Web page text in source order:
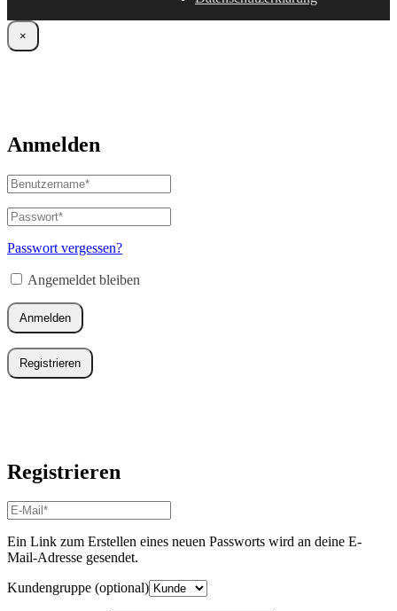
×
Anmelden
Benutzername
oder
E-
Mail-
Adresse*
Passwort*
Erforderlich
Passwort vergessen?
Angemeldet bleiben
Anmelden
Registrieren
Registrieren
E-
Mail-
Adresse*
Erforderlich
Ein Link zum Erstellen eines neuen Passworts wird an deine E-
Mail-Adresse gesendet.
Kundengruppe (optional)